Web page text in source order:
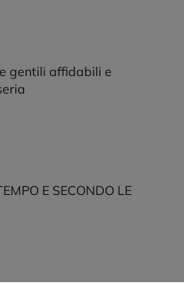
gentili affidabili e
E SECONDO LE